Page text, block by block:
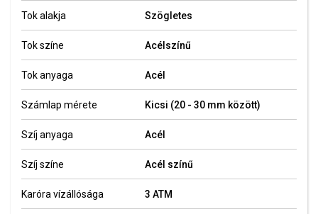
Tok alakja Szögletes
Tok színe Acélszínű
Tok anyaga Acél
Számlap mérete Kicsi (20 - 30 mm között)
Szíj anyaga Acél
Szíj színe Acél színű
Karóra vízállósága 3 ATM